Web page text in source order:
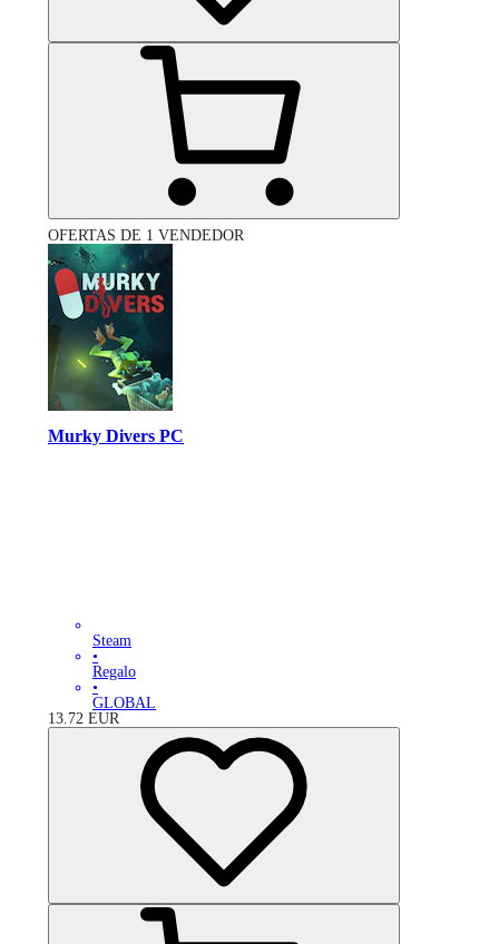
OFERTAS DE 1 VENDEDOR
Murky Divers PC
Steam
•
Regalo
•
GLOBAL
13.72 EUR